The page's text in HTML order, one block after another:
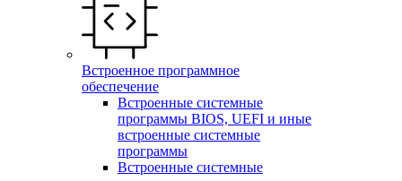
Встроенное программное
обеспечение
Встроенные системные
программы BIOS, UEFI и иные
встроенные системные
программы
Встроенные системные